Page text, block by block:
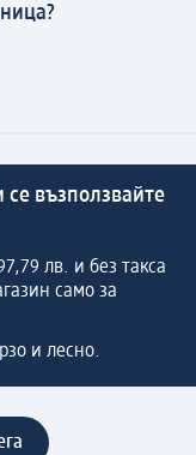
се възползвайте
лв. и без такса
само за
и лесно.